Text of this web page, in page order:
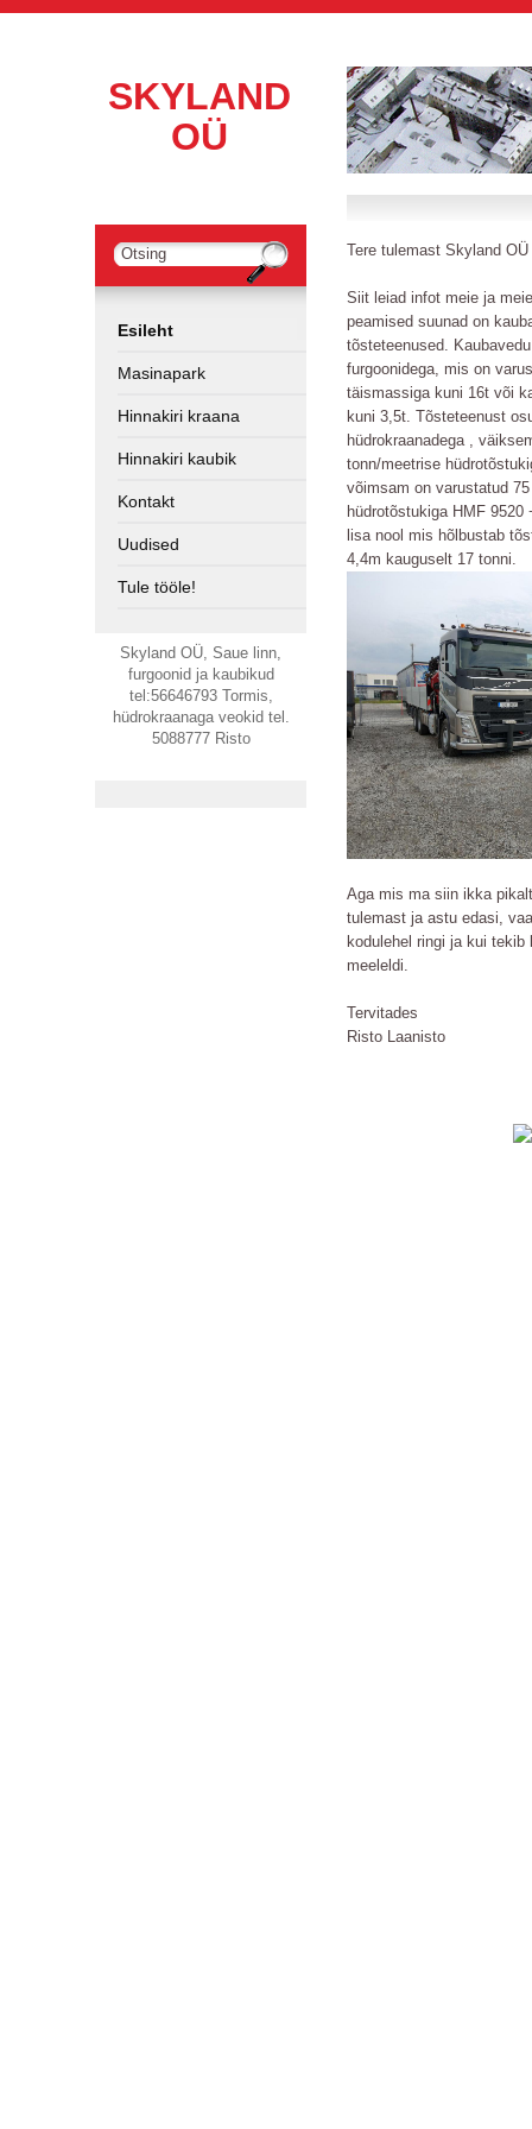
SKYLAND
OÜ
Esileht
Masinapark
Hinnakiri kraana
Hinnakiri kaubik
Kontakt
Uudised
Tule tööle!
Skyland OÜ, Saue linn,
furgoonid ja kaubikud
tel:56646793 Tormis,
hüdrokraanaga veokid tel.
5088777 Risto
Tere tulemast Skyland
Siit leiad infot meie ja
peamised suunad on
tõsteteenused.
furgoonidega, mis on
täismassiga kuni 16t või
kuni 3,5t. Tõsteteenust
hüdrokraanadega ,
tonn/meetrise
võimsam on varustatud
hüdrotõstukiga HMF
lisa nool mis hõlbustab
4,4m kauguselt 17 tonni.
Aga mis ma siin ikka
tulemast ja astu edasi,
kodulehel ringi ja kui
meeleldi.
Tervitades
Risto Laanisto